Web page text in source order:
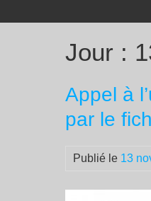
Jour :
Appel à
par le
Publié le 13